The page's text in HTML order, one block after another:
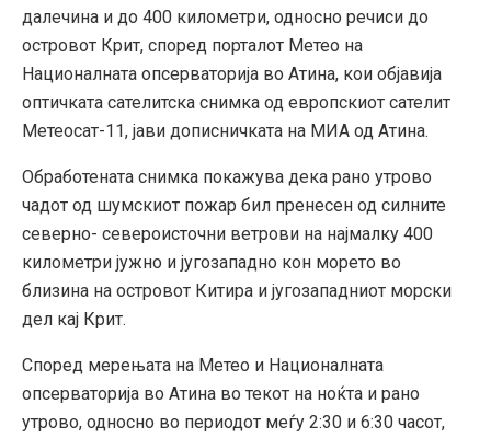
далечина и до 400 километри, односно речиси до
островот Крит, според порталот Метео на
Националната опсерваторија во Атина, кои објавија
оптичката сателитска снимка од европскиот сателит
Метеосат-11, јави дописничката на МИА од Атина.
Обработената снимка покажува дека рано утрово
чадот од шумскиот пожар бил пренесен од силните
северно- североисточни ветрови на најмалку 400
километри јужно и југозападно кон морето во
близина на островот Китира и југозападниот морски
дел кај Крит.
Според мерењата на Метео и Националната
опсерваторија во Атина во текот на ноќта и рано
утрово, односно во периодот меѓу 2:30 и 6:30 часот,